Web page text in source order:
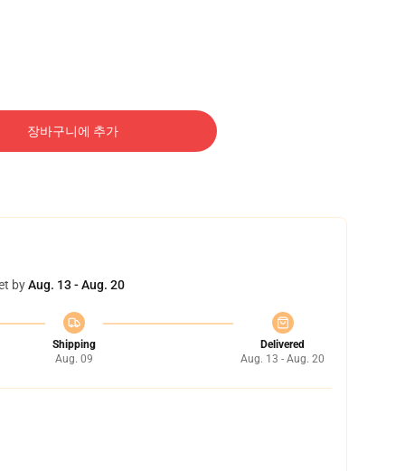
장바구니에 추가
byAug. 13 - Aug. 20
Shipping
Aug. 09
Delivered
Aug. 13 - Aug. 20